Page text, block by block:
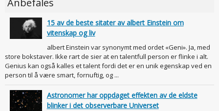
Anbefales
15 av de beste sitater av albert Einstein om
vitenskap og liv
albert Einstein var synonymt med ordet «Geni». Ja, med
store bokstaver. Ikke rart de sier at en talentfull person er flinke i alt.
Genius kan også kalles et talent fordi det er en unik egenskap ved en
person til å være smart, fornuftig, og ...
Astronomer har oppdaget effekten av de eldste
blinker i det observerbare Universet